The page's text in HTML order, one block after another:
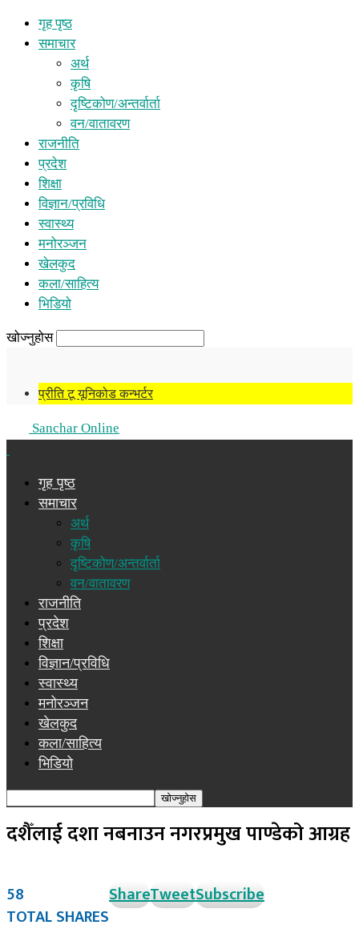
गृह पृष्ठ
समाचार
अर्थ
कृषि
दृष्टिकोण/अन्तर्वार्ता
वन/वातावरण
राजनीति
प्रदेश
शिक्षा
विज्ञान/प्रविधि
स्वास्थ्य
मनोरञ्जन
खेलकुद
कला/साहित्य
भिडियो
खोज्नुहोस
प्रीति टू यूनिकोड कन्भर्टर
Sanchar Online
गृह पृष्ठ
समाचार
अर्थ
कृषि
दृष्टिकोण/अन्तर्वार्ता
वन/वातावरण
राजनीति
प्रदेश
शिक्षा
विज्ञान/प्रविधि
स्वास्थ्य
मनोरञ्जन
खेलकुद
कला/साहित्य
भिडियो
दशैँलाई दशा नबनाउन नगरप्रमुख पाण्डेको आग्रह
58
TOTAL SHARES
ShareTweetSubscribe